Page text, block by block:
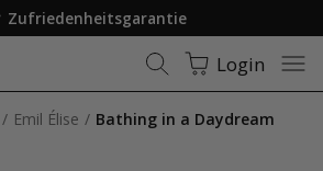
Zufriedenheitsgarantie
Login
Emil Élise Bathing in a Daydream